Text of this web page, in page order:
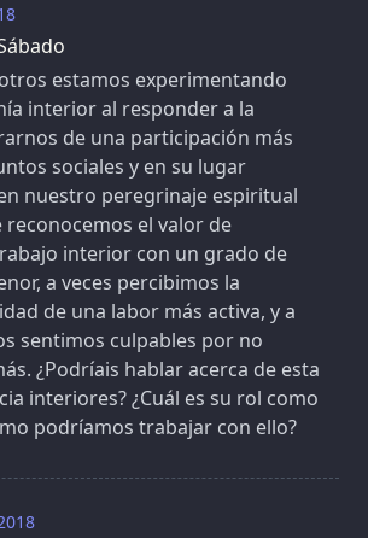
estamos experimentando
interior al responder a la
de una participación más
sociales y en su lugar
nuestro peregrinaje espiritual
reconocemos el valor de
interior con un grado de
a veces percibimos la
de una labor más activa, y a
sentimos culpables por no
¿Podríais hablar acerca de esta
interiores? ¿Cuál es su rol como
podríamos trabajar con ello?